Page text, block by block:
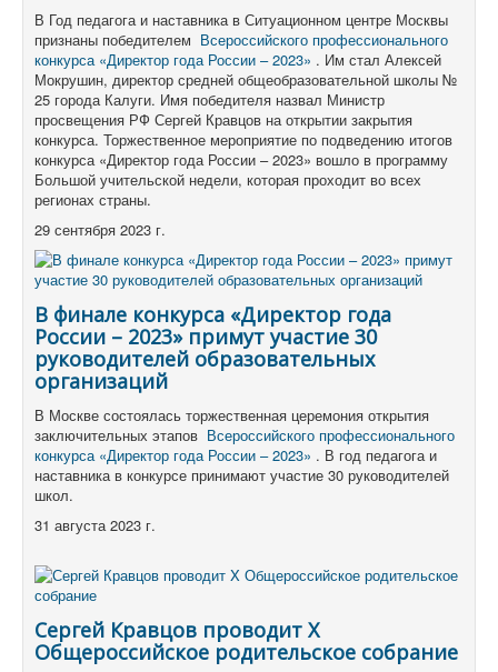
В Год педагога и наставника в Ситуационном центре Москвы
признаны победителем Всероссийского профессионального
конкурса «Директор года России – 2023» . Им стал Алексей
Мокрушин, директор средней общеобразовательной школы №
25 города Калуги. Имя победителя назвал Министр
просвещения РФ Сергей Кравцов на открытии закрытия
конкурса. Торжественное мероприятие по подведению итогов
конкурса «Директор года России – 2023» вошло в программу
Большой учительской недели, которая проходит во всех
регионах страны.
29 сентября 2023 г.
В финале конкурса «Директор года
России – 2023» примут участие 30
руководителей образовательных
организаций
В Москве состоялась торжественная церемония открытия
заключительных этапов Всероссийского профессионального
конкурса «Директор года России – 2023» . В год педагога и
наставника в конкурсе принимают участие 30 руководителей
школ.
31 августа 2023 г.
Сергей Кравцов проводит X
Общероссийское родительское собрание